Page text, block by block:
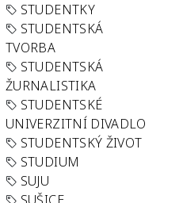
STUDENTKY
STUDENTSKÁ
TVORBA
STUDENTSKÁ
ŽURNALISTIKA
STUDENTSKÉ
UNIVERZITNÍ DIVADLO
STUDENTSKÝ ŽIVOT
STUDIUM
SUJU